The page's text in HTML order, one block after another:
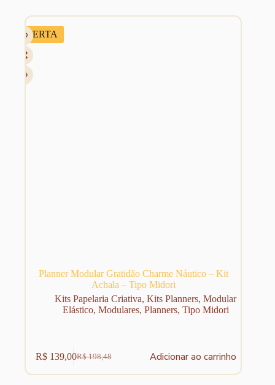
era:
é:
OFERTA
Planner Modular Gratidão Charme Náutico – Kit
Achala – Tipo Midori
Kits Papelaria Criativa,Kits Planners,Modular
Elástico, Modulares, Planners, Tipo Midori
R$198,48
O
preço
R$139,00O
preço
Adicionar ao carrinho